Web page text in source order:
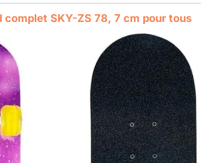
complet SKY-ZS 78, 7 cm pour tous